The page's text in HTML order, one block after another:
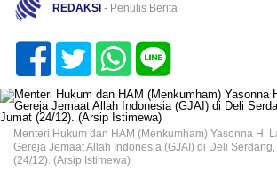
REDAKSI - Penulis Berita
Menteri Hukum dan HAM (Menkumham) Yasonna H.
Gereja Jemaat Allah Indonesia (GJAI) di Deli
(24/12). (Arsip Istimewa)